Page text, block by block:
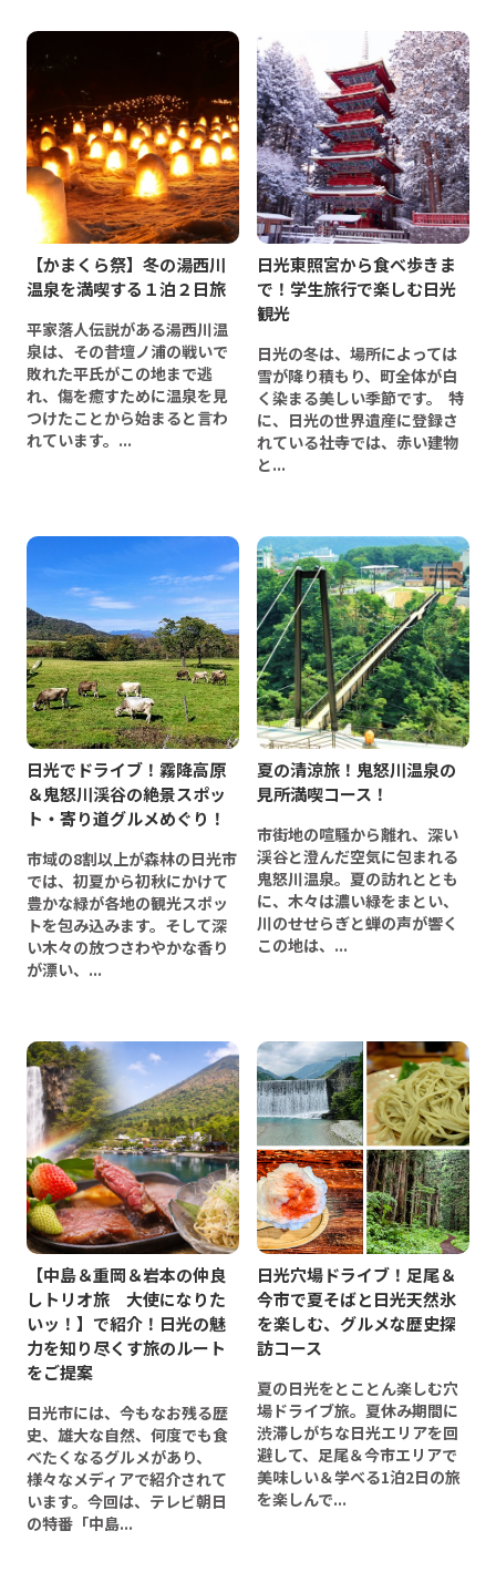
【かまくら祭】冬の湯西川
温泉を満喫する１泊２日旅
平家落人伝説がある湯西川温
泉は、その昔壇ノ浦の戦いで
敗れた平氏がこの地まで逃
れ、傷を癒すために温泉を見
つけたことから始まると言わ
れています。...
日光東照宮から食べ歩きま
で！学生旅行で楽しむ日光
観光
日光の冬は、場所によっては
雪が降り積もり、町全体が白
く染まる美しい季節です。 特
に、日光の世界遺産に登録さ
れている社寺では、赤い建物
と...
日光でドライブ！霧降高原
＆鬼怒川渓谷の絶景スポッ
ト・寄り道グルメめぐり！
市域の8割以上が森林の日光市
では、初夏から初秋にかけて
豊かな緑が各地の観光スポッ
トを包み込みます。そして深
い木々の放つさわやかな香り
が漂い、...
夏の清涼旅！鬼怒川温泉の
見所満喫コース！
市街地の喧騒から離れ、深い
渓谷と澄んだ空気に包まれる
鬼怒川温泉。夏の訪れととも
に、木々は濃い緑をまとい、
川のせせらぎと蝉の声が響く
この地は、...
【中島＆重岡＆岩本の仲良
しトリオ旅 大使になりた
いッ！】で紹介！日光の魅
力を知り尽くす旅のルート
をご提案
日光市には、今もなお残る歴
史、雄大な自然、何度でも食
べたくなるグルメがあり、
様々なメディアで紹介されて
います。今回は、テレビ朝日
の特番「中島...
日光穴場ドライブ！足尾＆
今市で夏そばと日光天然氷
を楽しむ、グルメな歴史探
訪コース
夏の日光をとことん楽しむ穴
場ドライブ旅。夏休み期間に
渋滞しがちな日光エリアを回
避して、足尾＆今市エリアで
美味しい＆学べる1泊2日の旅
を楽しんで...